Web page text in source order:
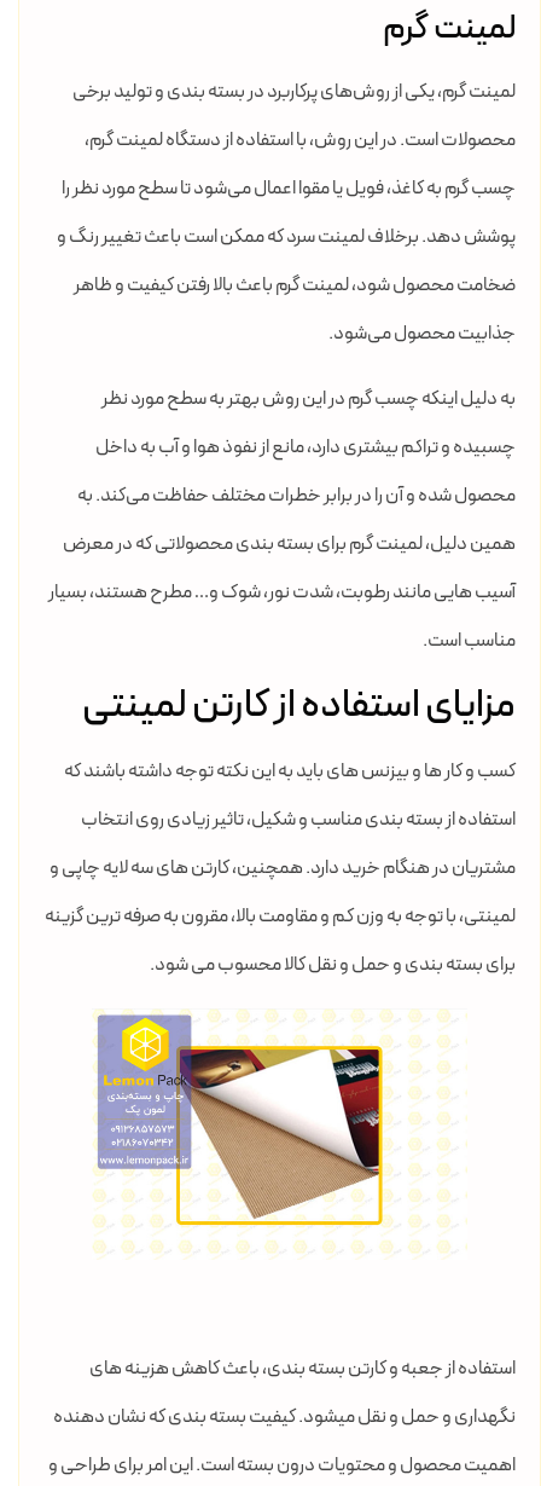
لمینت گرم
لمینت گرم، یکی از روش‌های پرکاربرد در بسته بندی و تولید برخی
محصولات است. در این روش، با استفاده از دستگاه لمینت گرم،
چسب گرم به کاغذ، فویل یا مقوا اعمال می‌شود تا سطح مورد نظر را
پوشش دهد. برخلاف لمینت سرد که ممکن است باعث تغییر رنگ و
ضخامت محصول شود، لمینت گرم باعث بالا رفتن کیفیت و ظاهر
جذابیت محصول می‌شود.
به دلیل اینکه چسب گرم در این روش بهتر به سطح مورد نظر
چسبیده و تراکم بیشتری دارد، مانع از نفوذ هوا و آب به داخل
محصول شده و آن را در برابر خطرات مختلف حفاظت می‌کند. به
همین دلیل، لمینت گرم برای بسته بندی محصولاتی که در معرض
آسیب هایی مانند رطوبت، شدت نور، شوک و… مطرح هستند، بسیار
مناسب است.
مزایای استفاده از کارتن لمینتی
کسب و کار ها و بیزنس های باید به این نکته توجه داشته باشند که
استفاده از بسته بندی مناسب و شکیل، تاثیر زیادی روی انتخاب
مشتریان در هنگام خرید دارد. همچنین، کارتن های سه لایه چاپی و
لمینتی، با توجه به وزن کم و مقاومت بالا، مقرون به صرفه ترین گزینه
برای بسته بندی و حمل و نقل کالا محسوب می شود.
استفاده از جعبه و کارتن بسته بندی، باعث کاهش هزینه های
نگهداری و حمل و نقل میشود. کیفیت بسته بندی که نشان دهنده
اهمیت محصول و محتویات درون بسته است. این امر برای طراحی و